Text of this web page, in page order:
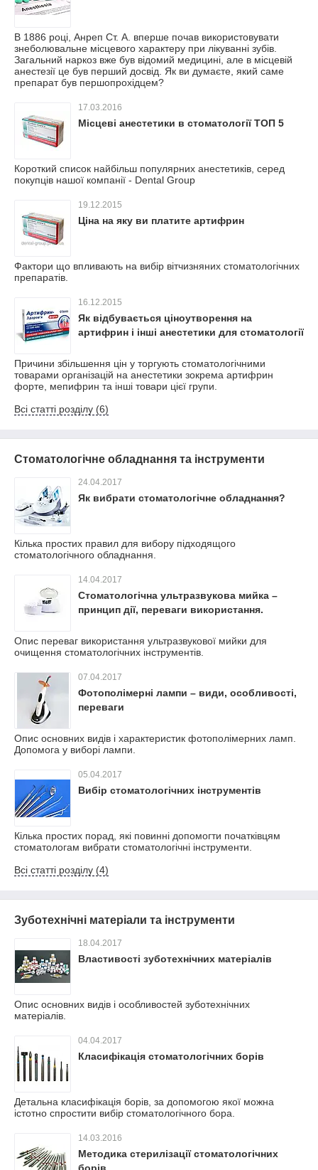
В 1886 році, Анреп Ст. А. вперше почав використовувати
знеболювальне місцевого характеру при лікуванні зубів.
Загальний наркоз вже був відомий медицині, але в місцевій
анестезії це був перший досвід. Як ви думаєте, який саме
препарат був першопрохідцем?
17.03.2016
Місцеві анестетики в стоматології ТОП 5
Короткий список найбільш популярних анестетиків, серед
покупців нашої компанії - Dental Group
19.12.2015
Ціна на яку ви платите артифрин
Фактори що впливають на вибір вітчизняних стоматологічних
препаратів.
16.12.2015
Як відбувається ціноутворення на
артифрин і інші анестетики для стоматології
Причини збільшення цін у торгують стоматологічними
товарами організацій на анестетики зокрема артифрин
форте, мепифрин та інші товари цієї групи.
Всі статті розділу (6)
Стоматологічне обладнання та інструменти
24.04.2017
Як вибрати стоматологічне обладнання?
Кілька простих правил для вибору підходящого
стоматологічного обладнання.
14.04.2017
Стоматологічна ультразвукова мийка –
принцип дії, переваги використання.
Опис переваг використання ультразвукової мийки для
очищення стоматологічних інструментів.
07.04.2017
Фотополімерні лампи – види, особливості,
переваги
Опис основних видів і характеристик фотополімерних ламп.
Допомога у виборі лампи.
05.04.2017
Вибір стоматологічних інструментів
Кілька простих порад, які повинні допомогти початківцям
стоматологам вибрати стоматологічні інструменти.
Всі статті розділу (4)
Зуботехнічні матеріали та інструменти
18.04.2017
Властивості зуботехнічних матеріалів
Опис основних видів і особливостей зуботехнічних
матеріалів.
04.04.2017
Класифікація стоматологічних борів
Детальна класифікація борів, за допомогою якої можна
істотно спростити вибір стоматологічного бора.
14.03.2016
Методика стерилізації стоматологічних